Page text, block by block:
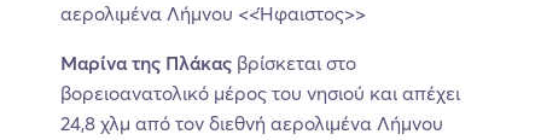
αερολιμένα Λήμνου <<Ήφαιστος>>
Μαρίνα της Πλάκας βρίσκεται στο
βορειοανατολικό μέρος του νησιού και απέχει
24,8 χλμ από τον διεθνή αερολιμένα Λήμνου